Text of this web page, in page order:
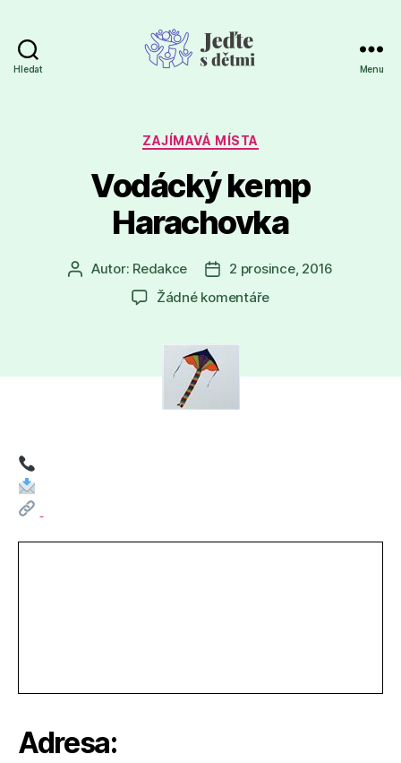
Hledat Menu
Rubriky
ZAJÍMAVÁ MÍSTA
Vodácký kemp
Harachovka
Autor
příspěvku
Autor: Redakce
Datum
příspěvku
2 prosince, 2016
Žádné komentářeu
Vodácký
Adresa: